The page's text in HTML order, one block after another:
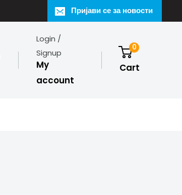
Пријави се за новости
Login /
Signup
My
account
0
Cart